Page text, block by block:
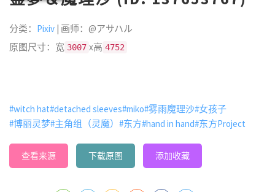
分类： Pixiv | 画师：@アサハル
原图尺寸：宽 3007 x高 4752
#witch hat#detached sleeves#miko#雾雨魔理沙#女孩子
#博丽灵梦#主角组（灵魔） #东方#hand in hand#东方Project
查看来源 下载原图 添加收藏